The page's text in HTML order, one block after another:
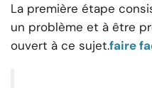
La première étape
un problème et à être
ouvert à ce sujet.faire